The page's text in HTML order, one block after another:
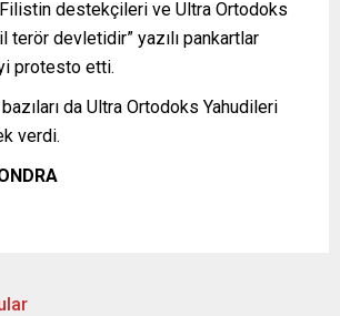
destekçileri ve Ultra Ortodoks
terör devletidir” yazılı pankartlar
protesto etti.
da Ultra Ortodoks Yahudileri
verdi.